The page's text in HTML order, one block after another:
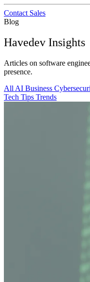
Contact Sales
Blog
Havedev Insights
Articles on software
presence.
All AI Business
Tech Tips Trends